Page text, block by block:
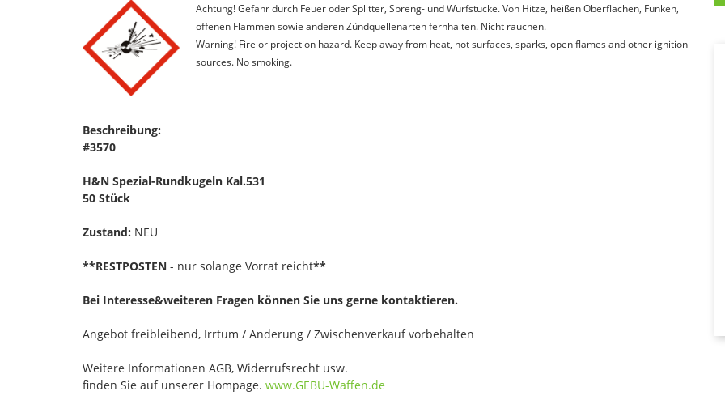
Achtung! Gefahr durch Feuer oder Splitter, Spreng- und Wurfstücke. Von Hitze, heißen Oberflächen, Funken,
offenen Flammen sowie anderen Zündquellenarten fernhalten. Nicht rauchen.
Warning! Fire or projection hazard. Keep away from heat, hot surfaces, sparks, open flames and other ignition
sources. No smoking.
Beschreibung:
#3570
H&N Spezial-Rundkugeln Kal.531
50 Stück
Zustand: NEU
**RESTPOSTEN - nur solange Vorrat reicht**
Bei Interesse&weiteren Fragen können Sie uns gerne kontaktieren.
Angebot freibleibend, Irrtum / Änderung / Zwischenverkauf vorbehalten
Weitere Informationen AGB, Widerrufsrecht usw.
finden Sie auf unserer Hompage. www.GEBU-Waffen.de